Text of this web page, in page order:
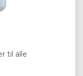
til alle